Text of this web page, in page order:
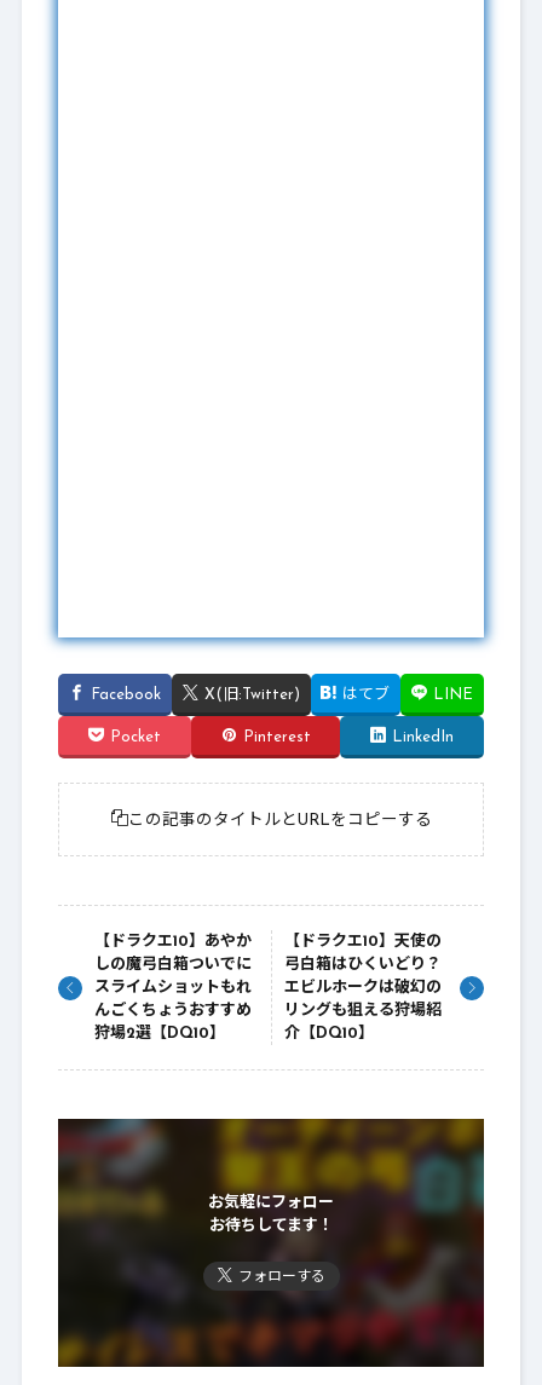
Facebook X(旧:Twitter) はてブ LINE
Pocket Pinterest LinkedIn
この記事のタイトルとURLをコピーする
【ドラクエ10】あやか
しの魔弓白箱ついでに
スライムショットもれ
んごくちょうおすすめ
狩場2選【DQ10】
【ドラクエ10】天使の
弓白箱はひくいどり？
エビルホークは破幻の
リングも狙える狩場紹
介【DQ10】
お気軽にフォロー
お待ちしてます！
フォローする